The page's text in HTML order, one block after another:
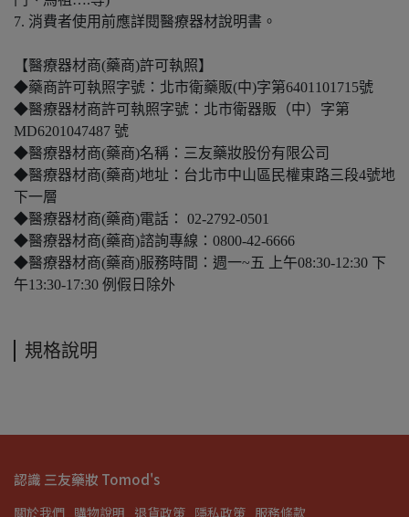
7. 消費者使用前應詳閱醫療器材說明書。
【醫療器材商(藥商)許可執照】
◆藥商許可執照字號：北市衛藥販(中)字第6401101715號
◆醫療器材商許可執照字號：北市衛器販（中）字第
MD6201047487 號
◆醫療器材商(藥商)名稱：三友藥妝股份有限公司
◆醫療器材商(藥商)地址：台北市中山區民權東路三段4號地
下一層
◆醫療器材商(藥商)電話： 02-2792-0501
◆醫療器材商(藥商)諮詢專線：0800-42-6666
◆醫療器材商(藥商)服務時間：週一~五 上午08:30-12:30 下
午13:30-17:30 例假日除外
規格說明
認識 三友藥妝 Tomod's
關於我們 購物說明 退貨政策 隱私政策 服務條款